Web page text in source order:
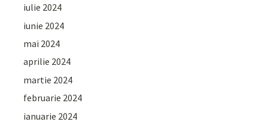
iulie 2024
iunie 2024
mai 2024
aprilie 2024
martie 2024
februarie 2024
ianuarie 2024